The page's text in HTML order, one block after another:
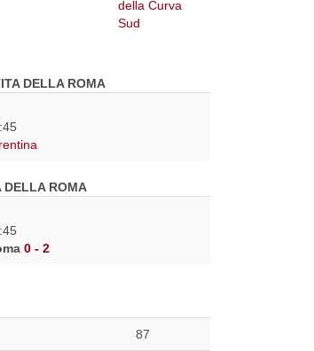
DELLA ROMA
DELLA ROMA
0 - 2
87